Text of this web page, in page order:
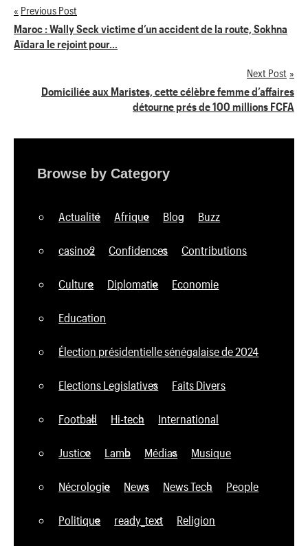
Navigation
de
Previous Post
Maroc : Wally Seck victime d’un accident de la route, Sokhna
Aïdara le rejoint pour…
Next Post
Domiciliée aux Maristes, cette célèbre femme d’affaires
détourne prés de 100 millions FCFA
Browse by Category
Actualité Afrique Blog Buzz
casino2 Confidences Contributions
Culture Diplomatie Economie
Education
Élection présidentielle sénégalaise de 2024
Elections Legislatives Faits Divers
Football Hi-tech International
Justice Lamb Médias Musique
Nécrologie News News Tech People
Politique ready_text Religion